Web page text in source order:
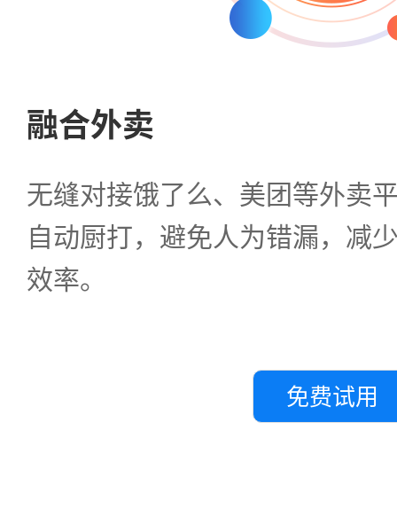
融合外卖
无缝对接饿了么、美团等外卖
自动厨打，避免人为错漏，减
效率。
免费试用